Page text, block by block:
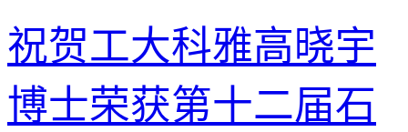
祝贺工大科雅高晓宇
博士荣获第十二届石